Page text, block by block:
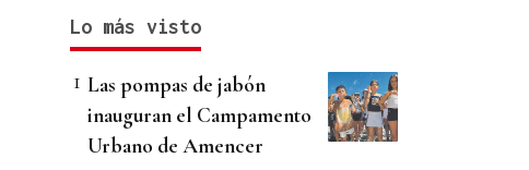
Lo más visto
Las pompas de jabón
inauguran el Campamento
Urbano de Amencer